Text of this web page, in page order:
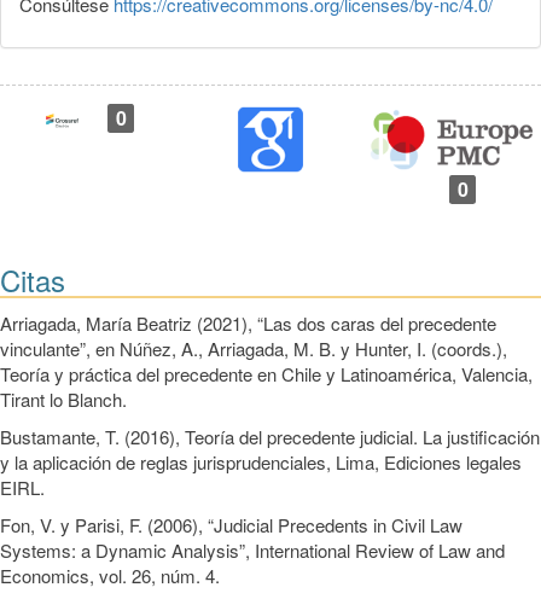
0
0
Citas
Arriagada, María Beatriz (2021), “Las dos caras del precedente
vinculante”, en Núñez, A., Arriagada, M. B. y Hunter, I. (coords.),
Teoría y práctica del precedente en Chile y Latinoamérica, Valencia,
Tirant lo Blanch.
Bustamante, T. (2016), Teoría del precedente judicial. La justificación
y la aplicación de reglas jurisprudenciales, Lima, Ediciones legales
EIRL.
Fon, V. y Parisi, F. (2006), “Judicial Precedents in Civil Law
Systems: a Dynamic Analysis”, International Review of Law and
Economics, vol. 26, núm. 4.